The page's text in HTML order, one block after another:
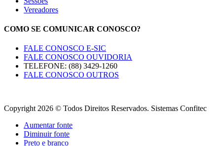
Vereadores
COMO SE COMUNICAR CONOSCO?
FALE CONOSCO E-SIC
FALE CONOSCO OUVIDORIA
TELEFONE: (88) 3429-1260
FALE CONOSCO OUTROS
Copyright 2026 © Todos Direitos Reservados. Sistemas Confitec
Aumentar fonte
Diminuir fonte
Preto e branco